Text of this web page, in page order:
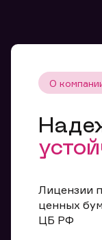
О
Лицензии
ценных
ЦБ РФ